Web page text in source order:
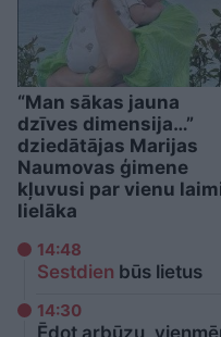
“Man sākas jauna
dzīves dimensija…”
dziedātājas Marijas
Naumovas ģimene
kļuvusi par vienu
lielāka
Sestdien būs lietus
14:48
14:30